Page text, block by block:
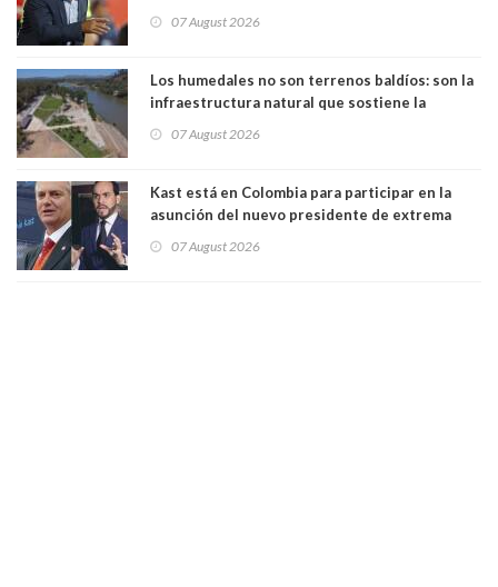
07 August 2026
Los humedales no son terrenos baldíos: son la
infraestructura natural que sostiene la
07 August 2026
Kast está en Colombia para participar en la
asunción del nuevo presidente de extrema
07 August 2026